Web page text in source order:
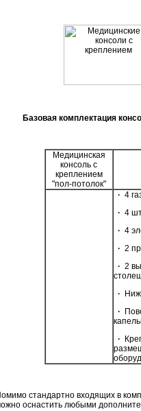
Базовая комплектация
Медицинская
консоль с
креплением
"пол-потолок"
· 4
· 4
· 4
· 2
· 2
·
·
·
стандартно входящих в
оснастить любыми